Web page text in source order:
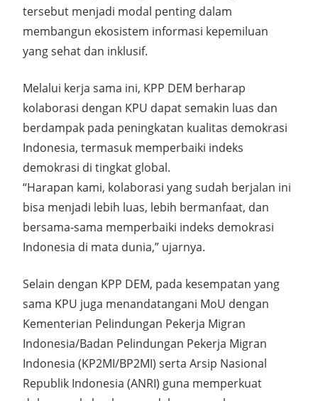
tersebut menjadi modal penting dalam
membangun ekosistem informasi kepemiluan
yang sehat dan inklusif.
Melalui kerja sama ini, KPP DEM berharap
kolaborasi dengan KPU dapat semakin luas dan
berdampak pada peningkatan kualitas demokrasi
Indonesia, termasuk memperbaiki indeks
demokrasi di tingkat global.
“Harapan kami, kolaborasi yang sudah berjalan ini
bisa menjadi lebih luas, lebih bermanfaat, dan
bersama-sama memperbaiki indeks demokrasi
Indonesia di mata dunia,” ujarnya.
Selain dengan KPP DEM, pada kesempatan yang
sama KPU juga menandatangani MoU dengan
Kementerian Pelindungan Pekerja Migran
Indonesia/Badan Pelindungan Pekerja Migran
Indonesia (KP2MI/BP2MI) serta Arsip Nasional
Republik Indonesia (ANRI) guna memperkuat